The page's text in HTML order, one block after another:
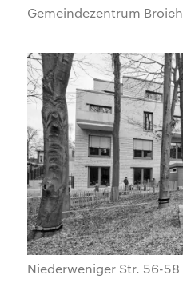
Gemeindezentrum Broich
Niederweniger Str. 56-58